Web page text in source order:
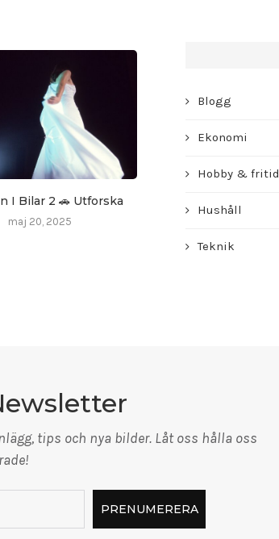
I Bilar 2 🚗 Utforska
maj 20, 2025
Blogg
Ekonomi
Hobby & fritid
Hushåll
Teknik
tips och nya bilder. Låt oss hålla oss